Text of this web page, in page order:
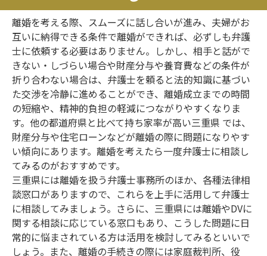
離婚を考える際、スムーズに話し合いが進み、夫婦がお
互いに納得できる条件で離婚ができれば、必ずしも弁護
士に依頼する必要はありません。しかし、相手と話がで
きない・しづらい場合や財産分与や養育費などの条件が
折り合わない場合は、弁護士を頼ると法的知識に基づい
た交渉を冷静に進めることができ、離婚成立までの時間
の短縮や、精神的負担の軽減につながりやすくなりま
す。他の都道府県と比べて持ち家率が高い三重県 では、
財産分与や住宅ローンなどが離婚の際に問題になりやす
い傾向にあります。離婚を考えたら一度弁護士に相談し
てみるのがおすすめです。
三重県には離婚を扱う弁護士事務所のほか、各種法律相
談窓口がありますので、これらを上手に活用して弁護士
に相談してみましょう。さらに、三重県には離婚やDVに
関する相談に応じている窓口もあり、こうした問題に日
常的に悩まされている方は活用を検討してみるといいで
しょう。また、離婚の手続きの際には家庭裁判所、役